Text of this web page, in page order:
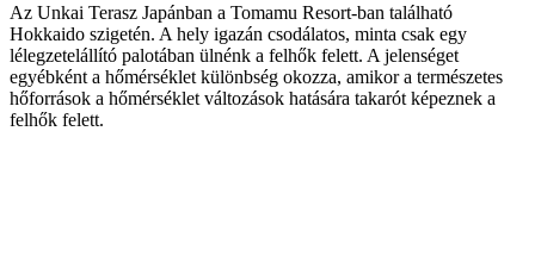
Az Unkai Terasz Japánban a Tomamu Resort-ban található
Hokkaido szigetén. A hely igazán csodálatos, minta csak egy
lélegzetelállító palotában ülnénk a felhők felett. A jelenséget
egyébként a hőmérséklet különbség okozza, amikor a természetes
hőforrások a hőmérséklet változások hatására takarót képeznek a
felhők felett.